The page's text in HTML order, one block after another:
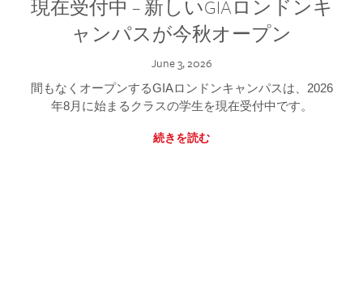
現在受付中 – 新しいGIAロンドンキ
ャンパスが今秋オープン
June 3, 2026
間もなくオープンするGIAロンドンキャンパスは、2026
年8月に始まるクラスの学生を現在受付中です。
続きを読む